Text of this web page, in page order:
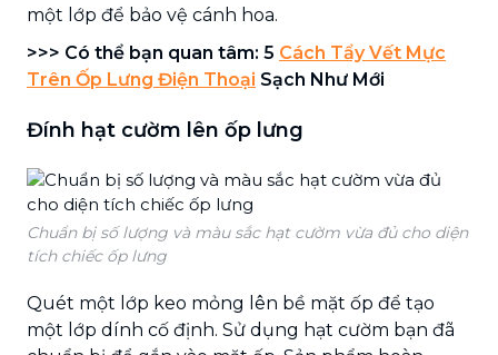
một lớp để bảo vệ cánh hoa.
>>> Có thể bạn quan tâm: 5 Cách Tẩy Vết Mực
Trên Ốp Lưng Điện Thoại Sạch Như Mới
Đính hạt cườm lên ốp lưng
Chuẩn bị số lượng và màu sắc hạt cườm vừa đủ cho diện
tích chiếc ốp lưng
Quét một lớp keo mỏng lên bề mặt ốp để tạo
một lớp dính cố định. Sử dụng hạt cườm bạn đã